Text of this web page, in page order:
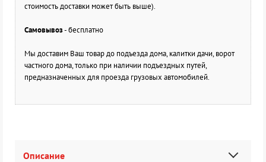
стоимость доставки может быть выше).
Самовывоз- бесплатно
Мы доставим Ваш товар до подъезда дома, калитки дачи, ворот
частного дома, только при наличии подъездных путей,
предназначенных для проезда грузовых автомобилей.
Описание